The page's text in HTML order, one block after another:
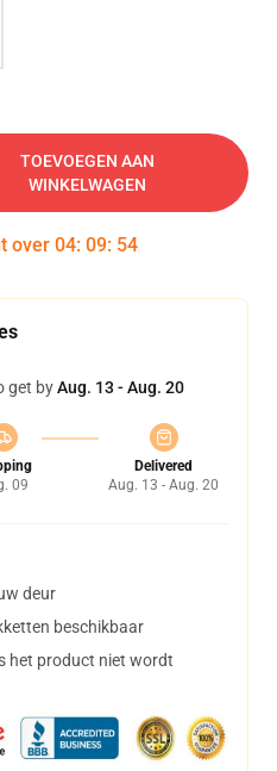
TOEVOEGEN AAN
WINKELWAGEN
over 04: 09: 53
get byAug. 13 - Aug. 20
09
Delivered
Aug. 13 - Aug. 20
deur
beschikbaar
het product niet wordt